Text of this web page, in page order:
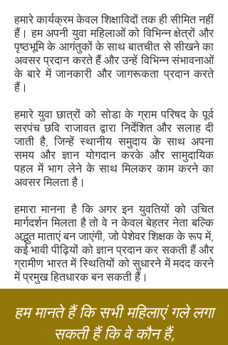
हमारे कार्यक्रम केवल शिक्षाविदों तक ही सीमित नहीं
हैं। हम अपनी युवा महिलाओं को विभिन्न क्षेत्रों और
पृष्ठभूमि के आगंतुकों के साथ बातचीत से सीखने का
अवसर प्रदान करते हैं और उन्हें विभिन्न संभावनाओं
के बारे में जानकारी और जागरूकता प्रदान करते
हैं।
हमारे युवा छात्रों को सोडा के ग्राम परिषद के पूर्व
सरपंच छवि राजावत द्वारा निर्देशित और सलाह दी
जाती है, जिन्हें स्थानीय समुदाय के साथ अपना
समय और ज्ञान योगदान करके और सामुदायिक
पहल में भाग लेने के साथ मिलकर काम करने का
अवसर मिलता है।
हमारा मानना है कि अगर इन युवतियों को उचित
मार्गदर्शन मिलता है तो वे न केवल बेहतर नेता बल्कि
अद्भुत माताएं बन जाएंगी, जो पेशेवर शिक्षक के रूप में,
कई भावी पीढ़ियों को ज्ञान प्रदान कर सकती हैं और
ग्रामीण भारत में स्थितियों को सुधारने में मदद करने
में प्रमुख हितधारक बन सकती हैं।
हम मानते हैं कि सभी महिलाएं गले लगा
सकती हैं कि वे कौन हैं,